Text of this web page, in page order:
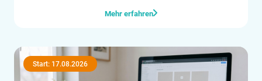
Mehr erfahren
Start: 17.08.2026